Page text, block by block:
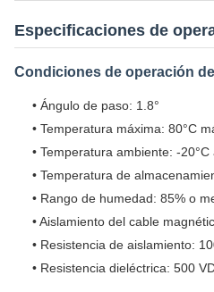
Especificaciones de
Condiciones de operación
• Ángulo de paso: 1.8°
• Temperatura máxima: 80°C
• Temperatura ambiente: -20°C
• Temperatura de
• Rango de humedad: 85% o
• Aislamiento del cable
• Resistencia de aislamiento:
• Resistencia dieléctrica: 500